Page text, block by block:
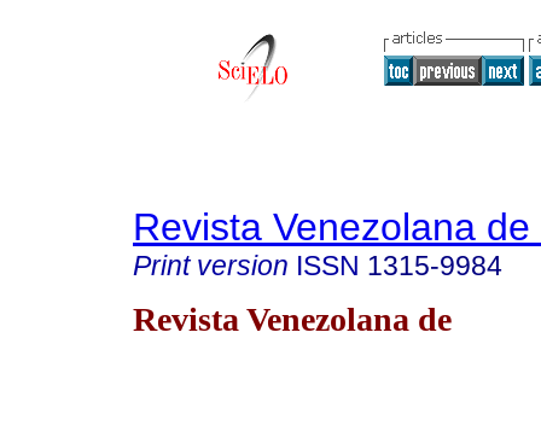
Revista Venezolana
Print version ISSN 1315-9984
Revista Venezolana de